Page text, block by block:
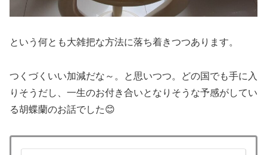
という何とも大雑把な方法に落ち着きつつあります。
つくづくいい加減だな～。と思いつつ。どの国でも手に入
りそうだし、一生のお付き合いとなりそうな予感がしてい
る胡蝶蘭のお話でした😊